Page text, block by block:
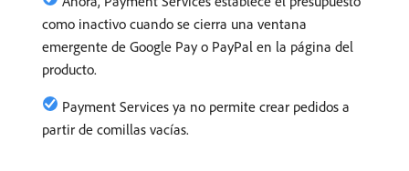
como inactivo cuando se cierra una ventana
emergente de Google Pay o PayPal en la página del
producto.
Payment Services ya no permite crear pedidos a
partir de comillas vacías.